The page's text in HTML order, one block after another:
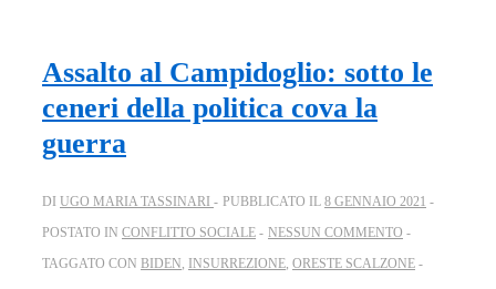
Assalto al Campidoglio: sotto le
ceneri della politica cova la
guerra
DI UGO MARIA TASSINARI PUBBLICATO IL 8 GENNAIO 2021
POSTATO IN CONFLITTO SOCIALE
NESSUN COMMENTO
TAGGATO CON BIDEN, INSURREZIONE, ORESTE SCALZONE